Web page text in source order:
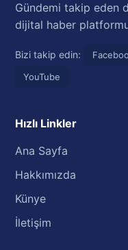
Gündemi takip eden
dijital haber
Bizi takip edin:
YouTube
Hızlı Linkler
Ana Sayfa
Hakkımızda
Künye
İletişim